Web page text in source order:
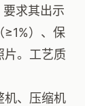
要求其出示
≥1%）、保
片。工艺质
机、压缩机